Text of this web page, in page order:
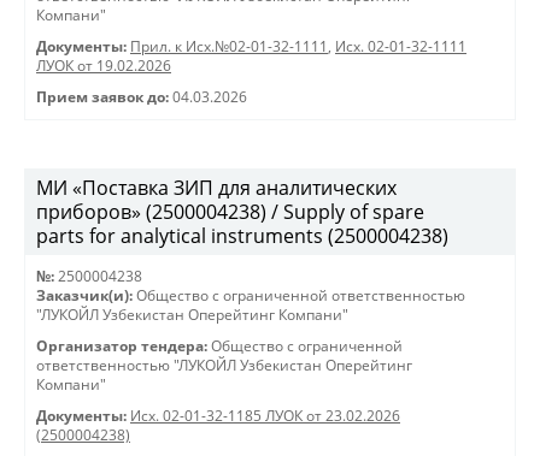
Компани"
Документы: Прил. к Исх.№02-01-32-1111 , Исх. 02-01-32-1111
ЛУОК от 19.02.2026
Прием заявок до: 04.03.2026
МИ «Поставка ЗИП для аналитических
приборов» (2500004238) / Supply of spare
parts for analytical instruments (2500004238)
№: 2500004238
Заказчик(и): Общество с ограниченной ответственностью
"ЛУКОЙЛ Узбекистан Оперейтинг Компани"
Организатор тендера: Общество с ограниченной
ответственностью "ЛУКОЙЛ Узбекистан Оперейтинг
Компани"
Документы: Исх. 02-01-32-1185 ЛУОК от 23.02.2026
(2500004238)